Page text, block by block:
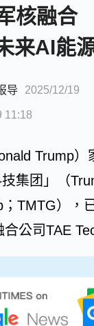
核融合
来AI能
导 2025/12/19
11:18
Trump）
集团」（
TMTG），
公司TAE